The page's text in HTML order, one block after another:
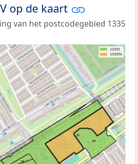
op de kaart
van het postcodegebied 1335